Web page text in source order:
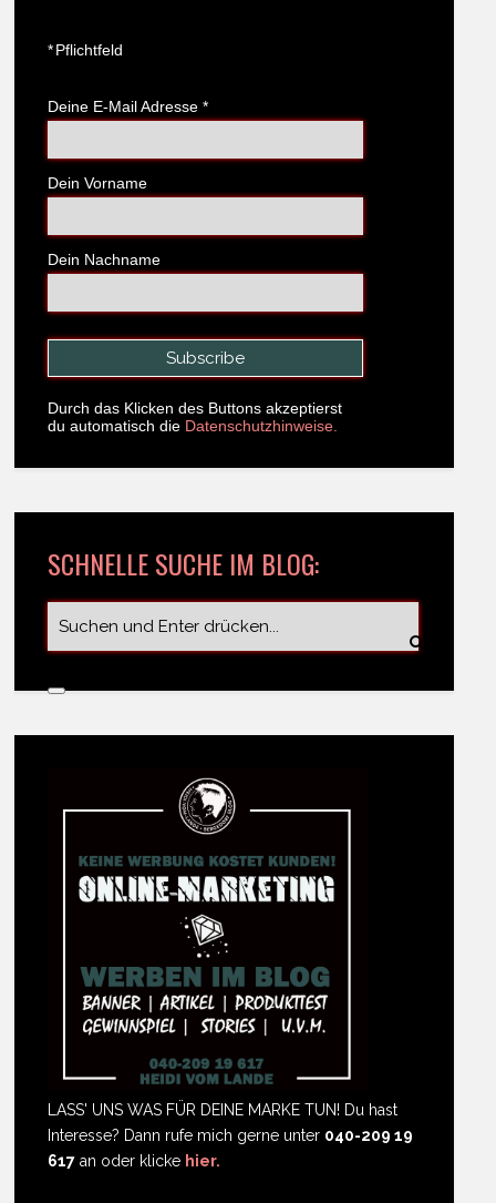
*Pflichtfeld
Deine E-Mail Adresse *
Dein Vorname
Dein Nachname
Durch das Klicken des Buttons akzeptierst
du automatisch die Datenschutzhinweise.
SCHNELLE SUCHE IM BLOG:
LASS' UNS WAS FÜR DEINE MARKE TUN! Du hast
Interesse? Dann rufe mich gerne unter 040-209 19
617 an oder klicke hier.